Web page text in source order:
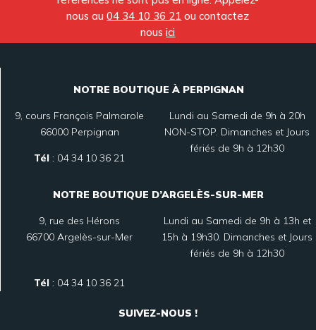
nous au04 34 10 36 21 ou contactez
nousici
NOTRE BOUTIQUE À PERPIGNAN
9, cours François Palmarole
66000 Perpignan
Tél : 04 34 10 36 21
Lundi au Samedi de 9h à 20h
NON-STOP. Dimanches et Jours
fériés de 9h à 12h30
NOTRE BOUTIQUE D’ARGELÈS-SUR-MER
9, rue des Hérons
66700 Argelès-sur-Mer
Tél : 04 34 10 36 21
Lundi au Samedi de 9h à 13h et
15h à 19h30. Dimanches et Jours
fériés de 9h à 12h30
SUIVEZ-NOUS !